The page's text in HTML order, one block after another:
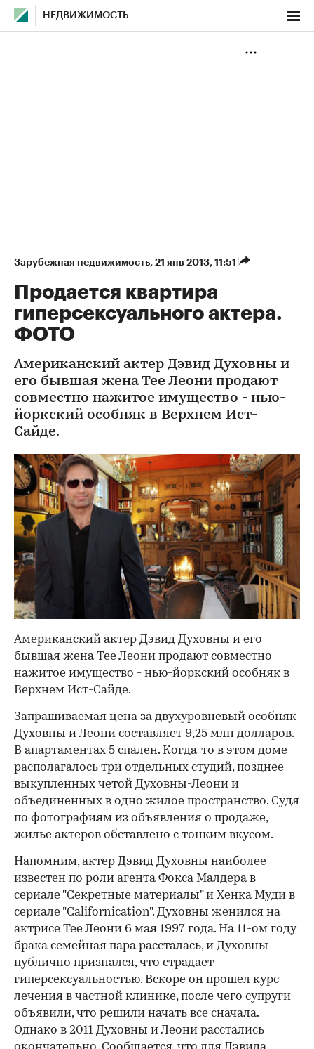
НЕДВИЖИМОСТЬ
Зарубежная недвижимость⁠, 21 янв 2013, 11:51
Продается квартира
гиперсексуального актера.
ФОТО
Американский актер Дэвид Духовны и
его бывшая жена Тее Леони продают
совместно нажитое имущество - нью-
йоркский особняк в Верхнем Ист-
Сайде.
Американский актер Дэвид Духовны и его
бывшая жена Тее Леони продают совместно
нажитое имущество - нью-йоркский особняк в
Верхнем Ист-Сайде.
Запрашиваемая цена за двухуровневый особняк
Духовны и Леони составляет 9,25 млн долларов.
В апартаментах 5 спален. Когда-то в этом доме
располагалось три отдельных студий, позднее
выкупленных четой Духовны-Леони и
объединенных в одно жилое пространство. Судя
по фотографиям из объявления о продаже,
жилье актеров обставлено с тонким вкусом.
Напомним, актер Дэвид Духовны наиболее
известен по роли агента Фокса Малдера в
сериале "Секретные материалы" и Хенка Муди в
сериале "Californication". Духовны женился на
актрисе Тее Леони 6 мая 1997 года. На 11-ом году
брака семейная пара рассталась, и Духовны
публично признался, что страдает
гиперсексуальностью. Вскоре он прошел курс
лечения в частной клинике, после чего супруги
объявили, что решили начать все сначала.
Однако в 2011 Духовны и Леони расстались